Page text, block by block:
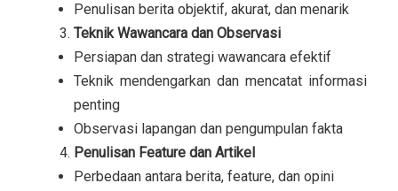
Penulisan berita objektif, akurat, dan menarik
Teknik Wawancara dan Observasi
Persiapan dan strategi wawancara efektif
Teknik mendengarkan dan mencatat informasi
penting
Observasi lapangan dan pengumpulan fakta
Penulisan Feature dan Artikel
Perbedaan antara berita, feature, dan opini